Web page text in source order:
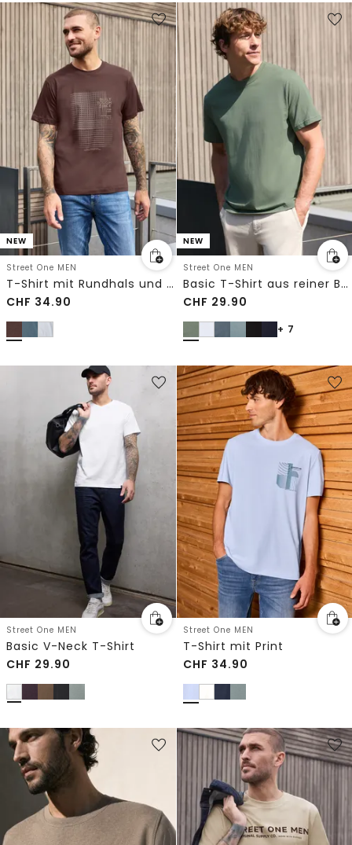
NEW
Street One MEN
T-Shirt mit Rundhals und Print
CHF 34.90
NEW
Street One MEN
Basic T-Shirt aus reiner Baumwolle
CHF 29.90
+ 7
Street One MEN
Basic V-Neck T-Shirt
CHF 29.90
Street One MEN
T-Shirt mit Print
CHF 34.90